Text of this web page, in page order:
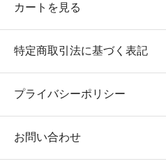
カートを見る
特定商取引法に基づく表記
プライバシーポリシー
お問い合わせ